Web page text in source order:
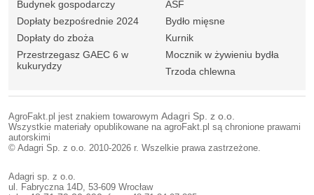
Budynek gospodarczy
Dopłaty bezpośrednie 2024
Dopłaty do zboża
Przestrzegasz GAEC 6 w
kukurydzy
ASF
Bydło mięsne
Kurnik
Mocznik w żywieniu bydła
Trzoda chlewna
AgroFakt.pl jest znakiem towarowym Adagri Sp. z o.o.
Wszystkie materiały opublikowane na agroFakt.pl są chronione prawami
autorskimi
© Adagri Sp. z o.o. 2010-2026 r. Wszelkie prawa zastrzeżone.
Adagri sp. z o.o.
ul. Fabryczna 14D, 53-609 Wrocław